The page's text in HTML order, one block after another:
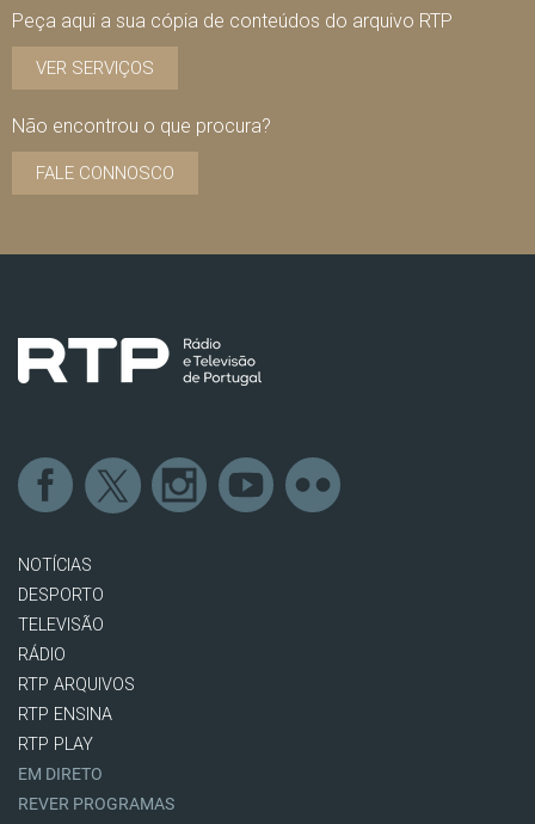
Peça aqui a sua cópia de conteúdos do arquivo RTP
VER SERVIÇOS
Não encontrou o que procura?
FALE CONNOSCO
NOTÍCIAS
DESPORTO
TELEVISÃO
RÁDIO
RTP ARQUIVOS
RTP ENSINA
RTP PLAY
EM DIRETO
REVER PROGRAMAS